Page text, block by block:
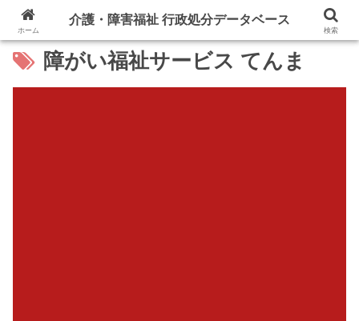
障がい福祉サービス てんま
ホーム
介護・障害福祉 行政処分データベース
検索